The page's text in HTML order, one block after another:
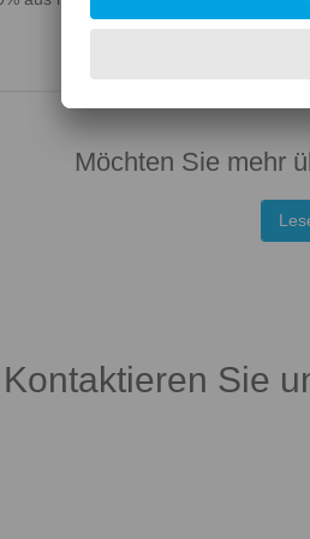
konnten
Möchten Sie mehr
Kontaktieren Sie